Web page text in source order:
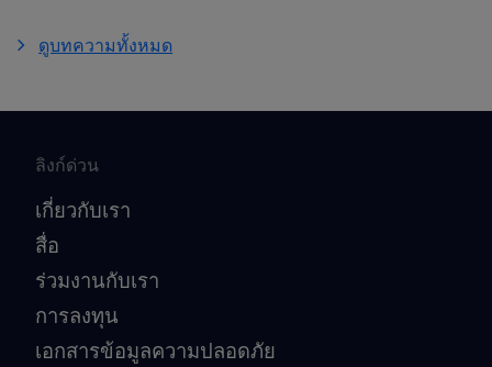
ดูบทความทั้งหมด
ลิงก์ด่วน
เกี่ยวกับเรา
สื่อ
ร่วมงานกับเรา
การลงทุน
เอกสารข้อมูลความปลอดภัย